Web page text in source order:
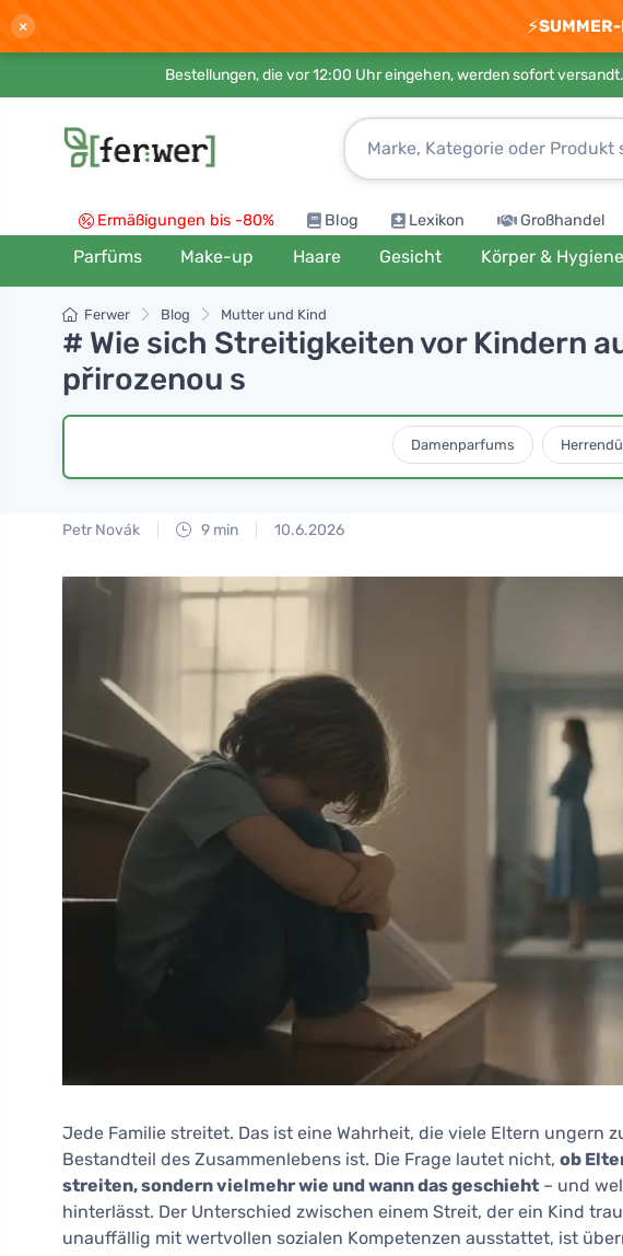
× ⚡
Bestellungen, die vor 12:00 Uhr eingehen, werden sofort versandt.
Ermäßigungen bis -80% Blog Lexikon Großhandel
Parfüms Make-up Haare Gesicht Körper & Hygiene
Ferwer Blog Mutter und Kind
# Wie sich Streitigkeiten vor Kindern
přirozenou s
Damenparfums
Petr Novák 9 min 10.6.2026
Jede Familie streitet. Das ist eine Wahrheit, die viele Eltern ungern
Bestandteil des Zusammenlebens ist. Die Frage lautet nicht, ob
streiten, sondern vielmehr wie und wann das geschieht – und
hinterlässt. Der Unterschied zwischen einem Streit, der ein Kind
unauffällig mit wertvollen sozialen Kompetenzen ausstattet, ist